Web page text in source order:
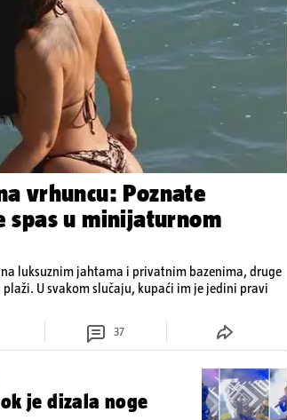
vrhuncu: Poznate
spas u minijaturnom
luksuznim jahtama i privatnim bazenima, druge
U svakom slučaju, kupaći im je jedini pravi
37
je dizala noge